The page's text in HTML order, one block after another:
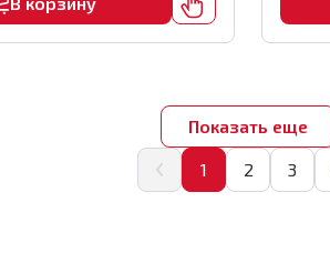
Показать еще
1 2 3